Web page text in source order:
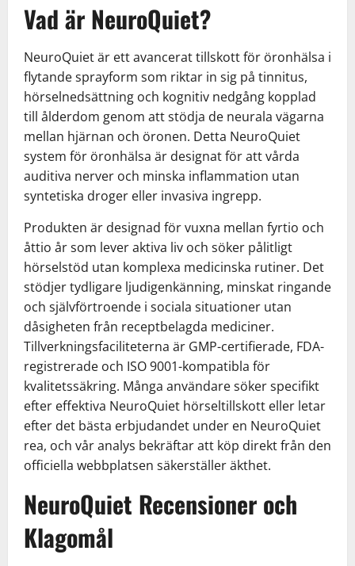
Vad är NeuroQuiet?
NeuroQuiet är ett avancerat tillskott för öronhälsa i
flytande sprayform som riktar in sig på tinnitus,
hörselnedsättning och kognitiv nedgång kopplad
till ålderdom genom att stödja de neurala vägarna
mellan hjärnan och öronen. Detta NeuroQuiet
system för öronhälsa är designat för att vårda
auditiva nerver och minska inflammation utan
syntetiska droger eller invasiva ingrepp.
Produkten är designad för vuxna mellan fyrtio och
åttio år som lever aktiva liv och söker pålitligt
hörselstöd utan komplexa medicinska rutiner. Det
stödjer tydligare ljudigenkänning, minskat ringande
och självförtroende i sociala situationer utan
dåsigheten från receptbelagda mediciner.
Tillverkningsfaciliteterna är GMP-certifierade, FDA-
registrerade och ISO 9001-kompatibla för
kvalitetssäkring. Många användare söker specifikt
efter effektiva NeuroQuiet hörseltillskott eller letar
efter det bästa erbjudandet under en NeuroQuiet
rea, och vår analys bekräftar att köp direkt från den
officiella webbplatsen säkerställer äkthet.
NeuroQuiet Recensioner och
Klagomål